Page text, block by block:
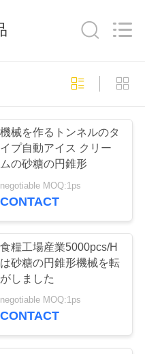
いる
ム・
ーム・
械
7
機械を作るトンネルのタ
イプ自動アイス クリー
ムの砂糖の円錐形
negotiable MOQ:1ps
CONTACT
食糧工場産業5000pcs/H
は砂糖の円錐形機械を転
がしました
negotiable MOQ:1ps
CONTACT